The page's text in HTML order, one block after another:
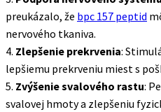
preukázalo, že bpc 157 peptid
nervového tkaniva.
4. Zlepšenie prekrvenia:
lepšiemu prekrveniu miest s
5. Zvýšenie svalového rastu:
svalovej hmoty a zlepšeniu